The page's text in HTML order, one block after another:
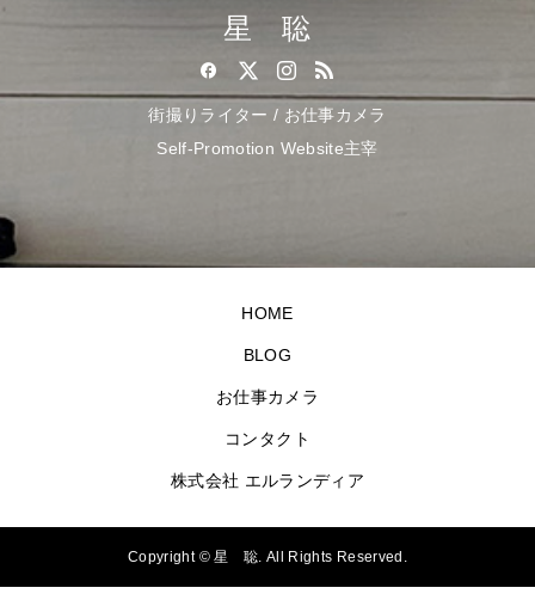
星 聡
街撮りライター / お仕事カメラ
Self-Promotion Website主宰
HOME
BLOG
お仕事カメラ
コンタクト
株式会社 エルランディア
Copyright ©星 聡. All Rights Reserved.